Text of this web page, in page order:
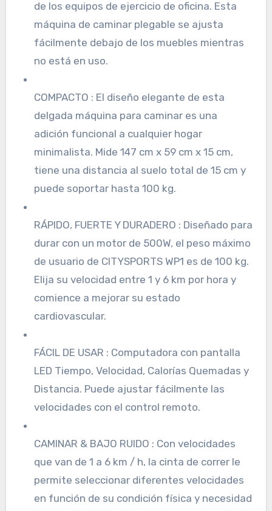
de los equipos de ejercicio de oficina. Esta
máquina de caminar plegable se ajusta
fácilmente debajo de los muebles mientras
no está en uso.
COMPACTO : El diseño elegante de esta
delgada máquina para caminar es una
adición funcional a cualquier hogar
minimalista. Mide 147 cm x 59 cm x 15 cm,
tiene una distancia al suelo total de 15 cm y
puede soportar hasta 100 kg.
RÁPIDO, FUERTE Y DURADERO : Diseñado para
durar con un motor de 500W, el peso máximo
de usuario de CITYSPORTS WP1 es de 100 kg.
Elija su velocidad entre 1 y 6 km por hora y
comience a mejorar su estado
cardiovascular.
FÁCIL DE USAR : Computadora con pantalla
LED Tiempo, Velocidad, Calorías Quemadas y
Distancia. Puede ajustar fácilmente las
velocidades con el control remoto.
CAMINAR & BAJO RUIDO : Con velocidades
que van de 1 a 6 km / h, la cinta de correr le
permite seleccionar diferentes velocidades
en función de su condición física y necesidad